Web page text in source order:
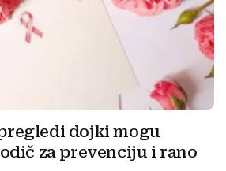
dojki mogu
za prevenciju i rano